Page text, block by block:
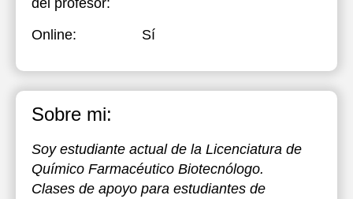
del profesor:
Online: Sí
Sobre mi:
Soy estudiante actual de la Licenciatura de
Químico Farmacéutico Biotecnólogo.
Clases de apoyo para estudiantes de